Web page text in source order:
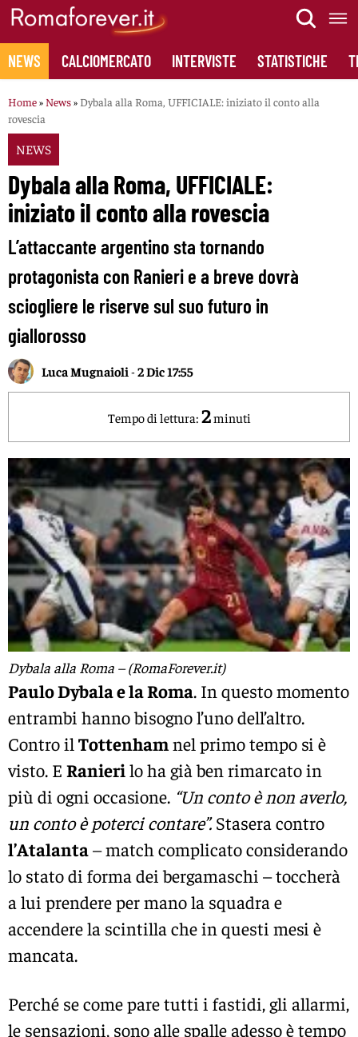
Skip
content
NEWS CALCIOMERCATO INTERVISTE STATISTICHE
Home» News» Dybala alla Roma, UFFICIALE: iniziato il conto alla
rovescia
NEWS
Dybala alla Roma, UFFICIALE:
iniziato il conto alla rovescia
L’attaccante argentino sta tornando
protagonista con Ranieri e a breve dovrà
sciogliere le riserve sul suo futuro in
giallorosso
Luca Mugnaioli -2 Dic 17:55
Tempo di lettura: 2minuti
Dybala alla Roma – (RomaForever.it)
Paulo Dybala e la Roma. In questo momento
entrambi hanno bisogno l’uno dell’altro.
Contro il Tottenhamnel primo tempo si è
visto. E Ranierilo ha già ben rimarcato in
più di ogni occasione. “Un conto è non averlo,
un conto è poterci contare”.Stasera contro
l’Atalanta– match complicato considerando
lo stato di forma dei bergamaschi – toccherà
a lui prendere per mano la squadra e
accendere la scintilla che in questi mesi è
mancata.
Perché se come pare tutti i fastidi, gli allarmi,
le sensazioni, sono alle spalle adesso è tempo